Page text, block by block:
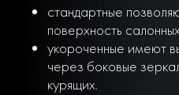
стандартные
поверхность
укороченные имеют
через боковые
курящих.